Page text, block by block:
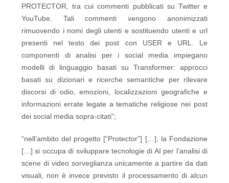
PROTECTOR, tra cui commenti pubblicati su Twitter e
YouTube. Tali commenti vengono anonimizzati
rimuovendo i nomi degli utenti e sostituendo utenti e url
presenti nel testo dei post con USER e URL. Le
componenti di analisi per i social media impiegano
modelli di linguaggio basati su Transformer: approcci
basati su dizionari e ricerche semantiche per rilevare
discorsi di odio, emozioni, localizzazioni geografiche e
informazioni errate legate a tematiche religiose nei post
dei social media sopra-citati”;
“nell’ambito del progetto [“Protector”] […], la Fondazione
[…] si occupa di sviluppare tecnologie di AI per l’analisi di
scene di video sorveglianza unicamente a partire da dati
visuali, non è invece previsto il processamento di alcun